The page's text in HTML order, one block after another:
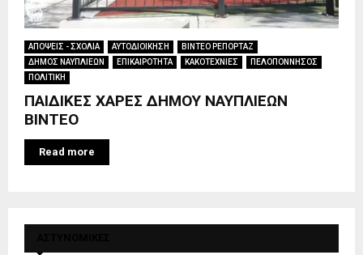
ΑΠΟΨΕΙΣ - ΣΧΟΛΙΑ ΑΥΤΟΔΙΟΙΚΗΣΗ
ΒΙΝΤΕΟ ΡΕΠΟΡΤΑΖ
ΔΗΜΟΣ ΝΑΥΠΛΙΕΩΝ
ΕΠΙΚΑΙΡΟΤΗΤΑ ΚΑΚΟΤΕΧΝΙΕΣ
ΠΕΛΟΠΟΝΝΗΣΟΣ
ΠΟΛΙΤΙΚΗ
ΠΑΙΔΙΚΕΣ ΧΑΡΕΣ ΔΗΜΟΥ ΝΑΥΠΛΙΕΩΝ
ΒΙΝΤΕΟ
Read more